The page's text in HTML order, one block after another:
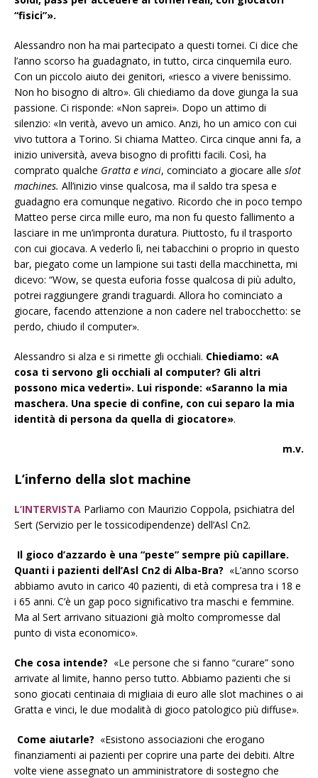
“fisici”».
Alessandro non ha mai partecipato a questi tornei. Ci dice che
l’anno scorso ha guadagnato, in tutto, circa cinquemila euro.
Con un piccolo aiuto dei genitori, «riesco a vivere benissimo.
Non ho bisogno di altro». Gli chiediamo da dove giunga la sua
passione. Ci risponde: «Non saprei». Dopo un attimo di
silenzio: «In verità, avevo un amico. Anzi, ho un amico con cui
vivo tuttora a Torino. Si chiama Matteo. Circa cinque anni fa, a
inizio università, aveva bisogno di profitti facili. Così, ha
comprato qualche Gratta e vinci, cominciato a giocare alle slot
machines. All’inizio vinse qualcosa, ma il saldo tra spesa e
guadagno era comunque negativo. Ricordo che in poco tempo
Matteo perse circa mille euro, ma non fu questo fallimento a
lasciare in me un’impronta duratura. Piuttosto, fu il trasporto
con cui giocava. A vederlo lì, nei tabacchini o proprio in questo
bar, piegato come un lampione sui tasti della macchinetta, mi
dicevo: “Wow, se questa euforia fosse qualcosa di più adulto,
potrei raggiungere grandi traguardi. Allora ho cominciato a
giocare, facendo attenzione a non cadere nel trabocchetto: se
perdo, chiudo il computer».
Alessandro si alza e si rimette gli occhiali. Chiediamo: «A
cosa ti servono gli occhiali al computer? Gli altri
possono mica vederti». Lui risponde: «Saranno la mia
maschera. Una specie di confine, con cui separo la mia
identità di persona da quella di giocatore».
m.v.
L’inferno della slot machine
L’INTERVISTA Parliamo con Maurizio Coppola, psichiatra del
Sert (Servizio per le tossicodipendenze) dell’Asl Cn2.
Il gioco d’azzardo è una “peste” sempre più capillare.
Quanti i pazienti dell’Asl Cn2 di Alba-Bra? «L’anno scorso
abbiamo avuto in carico 40 pazienti, di età compresa tra i 18 e
i 65 anni. C’è un gap poco significativo tra maschi e femmine.
Ma al Sert arrivano situazioni già molto compromesse dal
punto di vista economico».
Che cosa intende? «Le persone che si fanno “curare” sono
arrivate al limite, hanno perso tutto. Abbiamo pazienti che si
sono giocati centinaia di migliaia di euro alle slot machines o ai
Gratta e vinci, le due modalità di gioco patologico più diffuse».
Come aiutarle? «Esistono associazioni che erogano
finanziamenti ai pazienti per coprire una parte dei debiti. Altre
volte viene assegnato un amministratore di sostegno che